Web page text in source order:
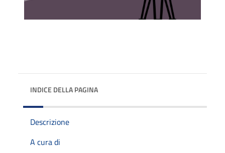
INDICE DELLA PAGINA
Descrizione
A cura di